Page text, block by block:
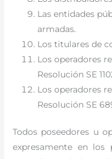
Las entidades
armadas.
Los titulares de
Los operadores
Resolución SE
Los operadores
Resolución SE
Todos poseedores u
expresamente en los